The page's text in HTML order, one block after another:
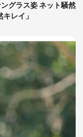
グラス姿 ネット騒然
レイ」